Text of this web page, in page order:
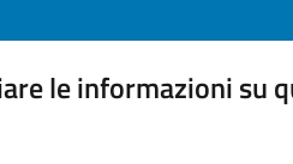
le informazioni su